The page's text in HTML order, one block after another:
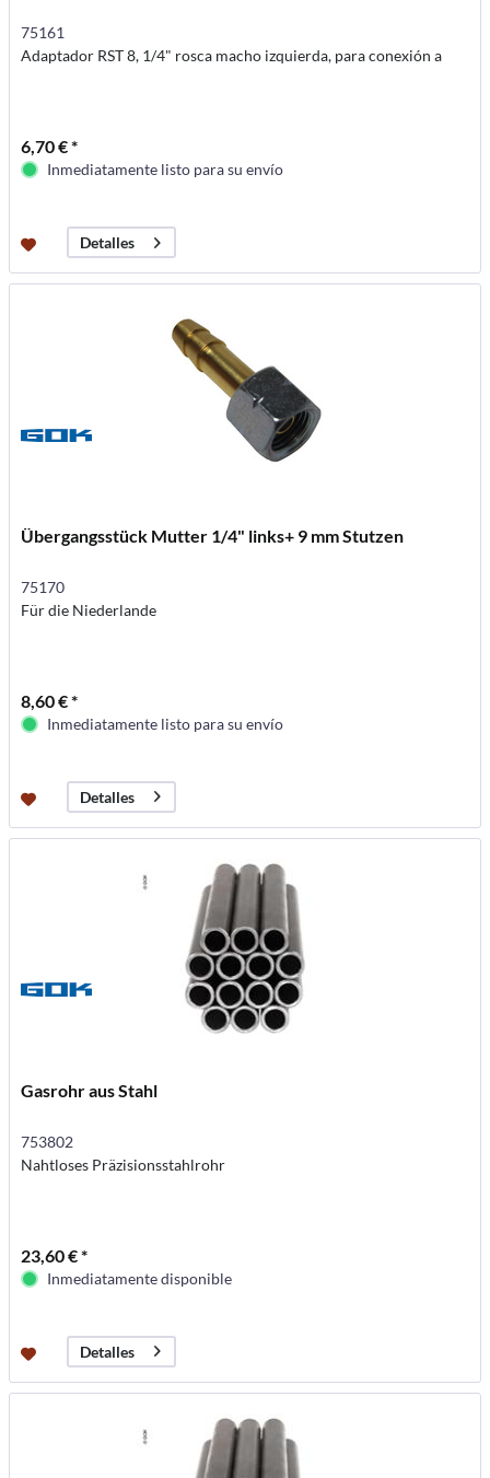
75161
Adaptador RST 8, 1/4" rosca macho izquierda, para conexión a
6,70 € *
Inmediatamente listo para su envío
Detalles
Übergangsstück Mutter 1/4" links+ 9 mm Stutzen
75170
Für die Niederlande
8,60 € *
Inmediatamente listo para su envío
Detalles
Gasrohr aus Stahl
753802
Nahtloses Präzisionsstahlrohr
23,60 € *
Inmediatamente disponible
Detalles